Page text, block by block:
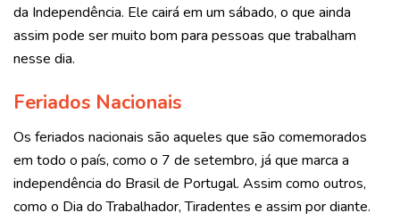
da Independência. Ele cairá em um sábado, o que ainda
assim pode ser muito bom para pessoas que trabalham
nesse dia.
Feriados Nacionais
Os feriados nacionais são aqueles que são comemorados
em todo o país, como o 7 de setembro, já que marca a
independência do Brasil de Portugal. Assim como outros,
como o Dia do Trabalhador, Tiradentes e assim por diante.